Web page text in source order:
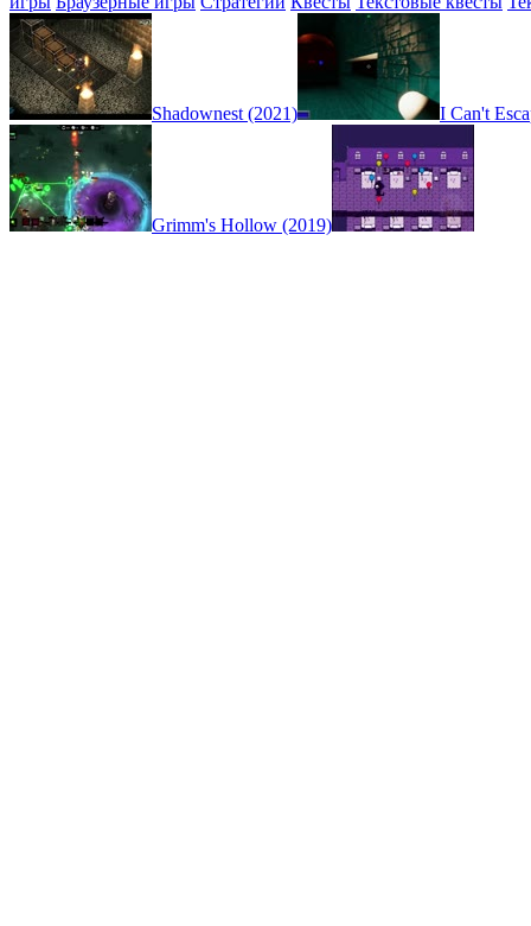
Shadownest (2021) I Can't
Grimm's Hollow (2019)